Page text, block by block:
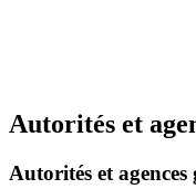
Autorités et
Autorités et agences